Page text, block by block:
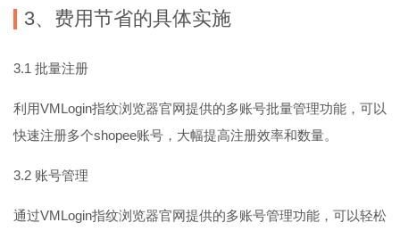
3、费用节省的具体实施
3.1 批量注册
利用VMLogin指纹浏览器官网提供的多账号批量管理功能，可以
快速注册多个shopee账号，大幅提高注册效率和数量。
3.2 账号管理
通过VMLogin指纹浏览器官网提供的多账号管理功能，可以轻松